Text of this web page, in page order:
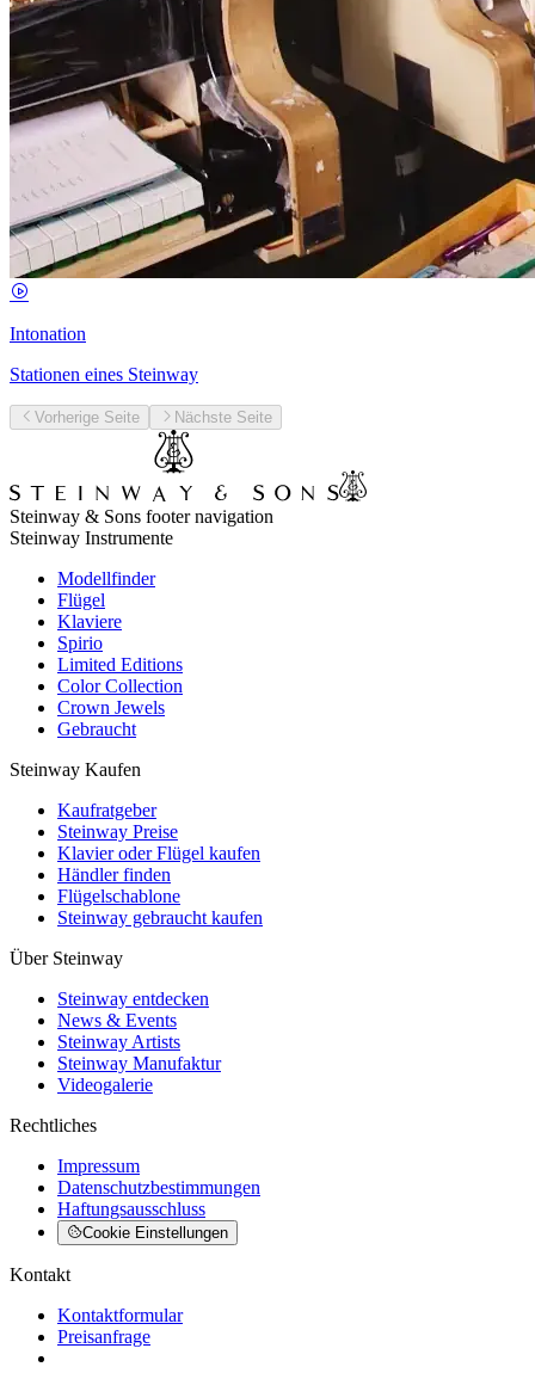
Intonation
Stationen eines Steinway
Vorherige Seite Nächste Seite
Steinway & Sons footer navigation
Steinway Instrumente
Modellfinder
Flügel
Klaviere
Spirio
Limited Editions
Color Collection
Crown Jewels
Gebraucht
Steinway Kaufen
Kaufratgeber
Steinway Preise
Klavier oder Flügel kaufen
Händler finden
Flügelschablone
Steinway gebraucht kaufen
Über Steinway
Steinway entdecken
News & Events
Steinway Artists
Steinway Manufaktur
Videogalerie
Rechtliches
Impressum
Datenschutzbestimmungen
Haftungsausschluss
Cookie Einstellungen
Kontakt
Kontaktformular
Preisanfrage